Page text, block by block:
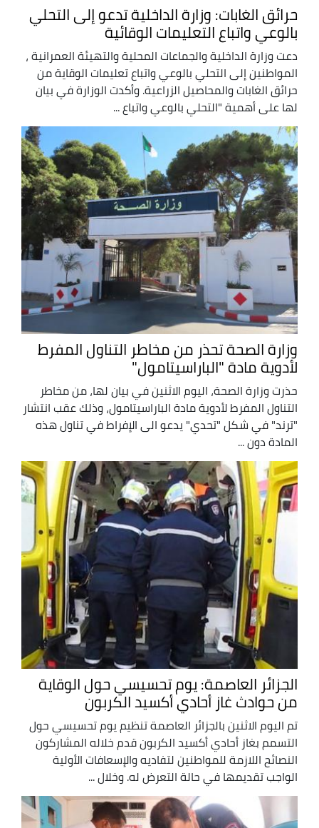
حرائق الغابات: وزارة الداخلية تدعو إلى التحلي
بالوعي واتباع التعليمات الوقائية
دعت وزارة الداخلية والجماعات المحلية والتهيئة العمرانية ،
المواطنين إلى التحلي بالوعي واتباع تعليمات الوقاية من
حرائق الغابات والمحاصيل الزراعية. وأكدت الوزارة في بيان
لها على أهمية "التحلي بالوعي واتباع ...
وزارة الصحة تحذر من مخاطر التناول المفرط
لأدوية مادة "الباراسيتامول"
حذرت وزارة الصحة، اليوم الاثنين في بيان لها، من مخاطر
التناول المفرط لأدوية مادة الباراسيتامول، وذلك عقب انتشار
"ترند" في شكل "تحدي" يدعو الى الإفراط في تناول هذه
المادة دون ...
الجزائر العاصمة: يوم تحسيسي حول الوقاية
من حوادث غاز أحادي أكسيد الكربون
تم اليوم الاثنين بالجزائر العاصمة تنظيم يوم تحسيسي حول
التسمم بغاز أحادي أكسيد الكربون قدم خلاله المشاركون
النصائح اللازمة للمواطنين لتفاديه والإسعافات الأولية
الواجب تقديمها في حالة التعرض له. وخلال ...